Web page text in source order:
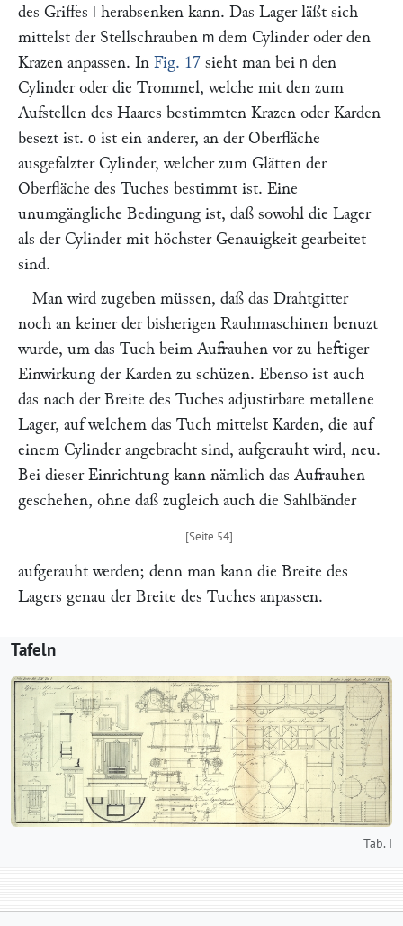
des Griffes
herabsenken kann. Das Lager läßt sich
mittelst der Stellschrauben m dem Cylinder oder den
Krazen anpassen. In Fig. 17 sieht man bei n den
Cylinder oder die Trommel, welche mit den zum
Aufstellen des Haares bestimmten Krazen oder Karden
besezt ist. o ist ein anderer, an der Oberfläche
ausgefalzter Cylinder, welcher zum Glätten der
Oberfläche des Tuches bestimmt ist. Eine
unumgängliche Bedingung ist, daß sowohl die Lager
als der Cylinder mit höchster Genauigkeit gearbeitet
sind.
Man wird zugeben müssen, daß das Drahtgitter
noch an keiner der bisherigen Rauhmaschinen benuzt
wurde, um das Tuch beim Aufrauhen vor zu heftiger
Einwirkung der Karden zu schüzen. Ebenso ist auch
das nach der Breite des Tuches adjustirbare metallene
Lager, auf welchem das Tuch mittelst Karden, die auf
einem Cylinder angebracht sind, aufgerauht wird, neu.
Bei dieser Einrichtung kann nämlich das Aufrauhen
geschehen, ohne daß zugleich auch die Sahlbänder
aufgerauht werden; denn man kann die Breite des
Lagers genau der Breite des Tuches anpassen.
Tafeln
Tab. I